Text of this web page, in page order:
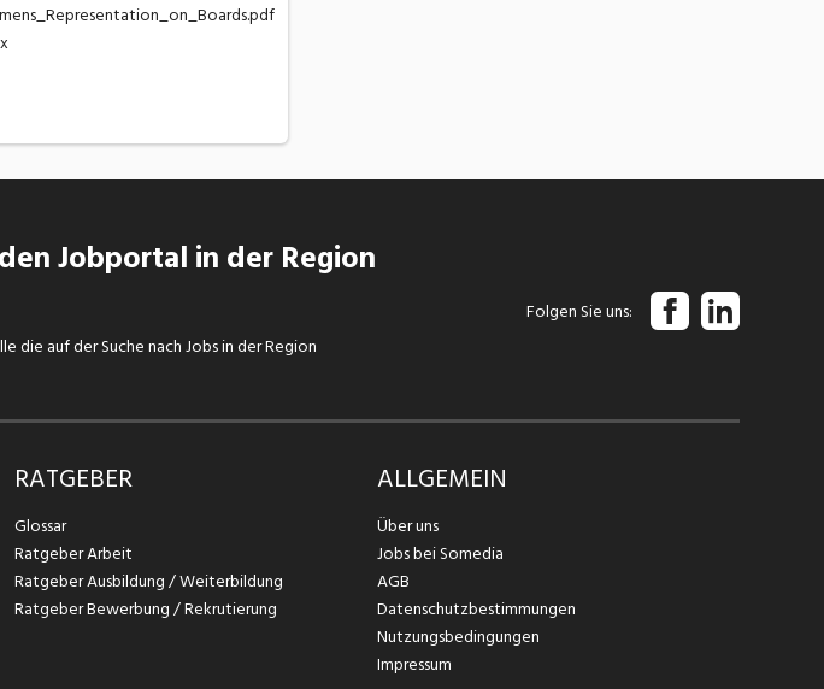
Jobportal in der Region
die auf der Suche nach Jobs in der Region
Folgen Sie uns
RATGEBER
Glossar
Ratgeber Arbeit
Ratgeber Ausbildung / Weiterbildung
Ratgeber Bewerbung / Rekrutierung
ALLGEMEIN
Über uns
Jobs bei Somedia
AGB
Datenschutzbestimmungen
Nutzungsbedingungen
Impressum